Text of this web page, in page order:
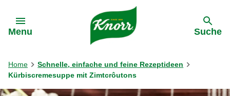
Menu Suche
Home
Schnelle, einfache und feine Rezeptideen
Kürbiscremesuppe mit Zimtcrôutons